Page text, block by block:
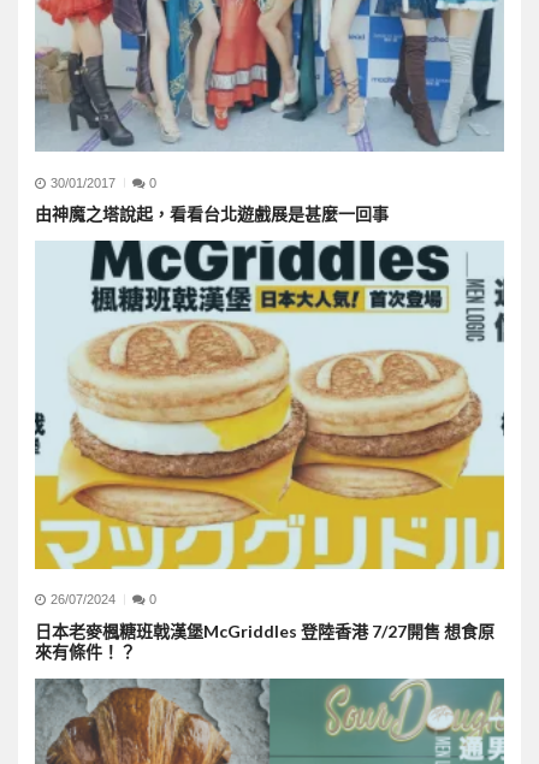
30/01/2017 0
由神魔之塔說起，看看台北遊戲展是甚麼一回事
26/07/2024 0
日本老麥楓糖班戟漢堡McGriddles 登陸香港 7/27開售 想食原
來有條件！？